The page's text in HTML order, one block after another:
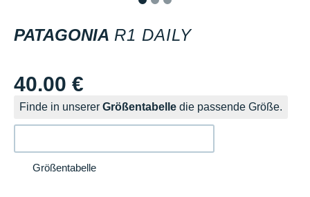
PATAGONIA R1 DAILY
40.00 €
Finde in unserer Größentabelle die passende Größe.
Größentabelle